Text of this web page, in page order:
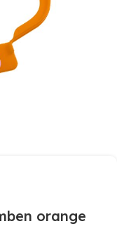
orange